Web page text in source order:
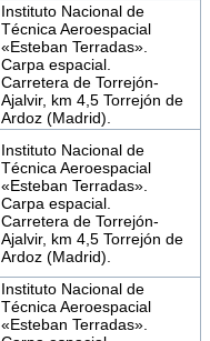
Instituto Nacional de
Técnica Aeroespacial
«Esteban Terradas».
Carpa espacial.
Carretera de Torrejón-
Ajalvir, km 4,5 Torrejón de
Ardoz (Madrid).
Instituto Nacional de
Técnica Aeroespacial
«Esteban Terradas».
Carpa espacial.
Carretera de Torrejón-
Ajalvir, km 4,5 Torrejón de
Ardoz (Madrid).
Instituto Nacional de
Técnica Aeroespacial
«Esteban Terradas».